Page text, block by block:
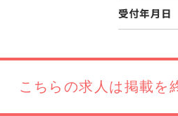
受付年月日
こちらの求人は掲載を